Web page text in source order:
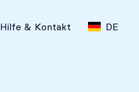
Hilfe & Kontakt DE